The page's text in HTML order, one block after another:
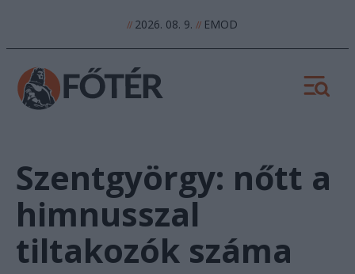
//2026. 08. 9. //EMOD
Szentgyörgy: nőtt a
himnusszal
tiltakozók száma